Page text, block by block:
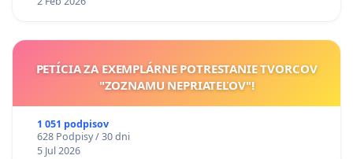
PETÍCIA ZA EXEMPLÁRNE POTRESTANIE TVORCOV
"ZOZNAMU NEPRIATEĽOV"!
1 051 podpisov
628 Podpisy / 30 dni
5 Jul 2026